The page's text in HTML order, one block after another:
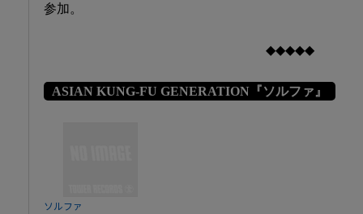
参加。
◆◆◆◆◆
ASIAN KUNG-FU GENERATION『ソルファ』
ソルファ